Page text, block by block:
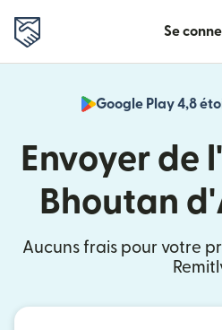
Se
Google Play 4,8
Envoyer de
Bhoutan
Aucuns frais pour votre